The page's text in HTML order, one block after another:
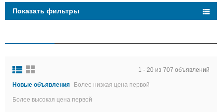
Показать фильтры
1 - 20 из 707 объявлений
Новые объявления Более низкая цена первой
Более высокая цена первой